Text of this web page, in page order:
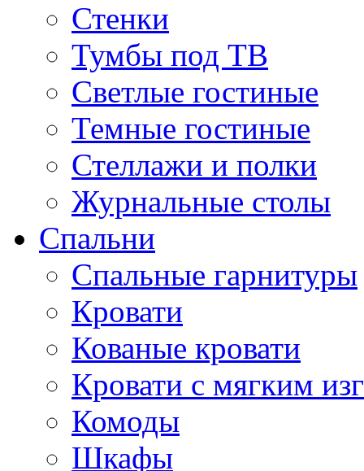
Стенки
Тумбы под ТВ
Светлые гостиные
Темные гостиные
Стеллажи и полки
Журнальные столы
Спальни
Спальные гарнитуры
Кровати
Кованые кровати
Кровати с мягким
Комоды
Шкафы